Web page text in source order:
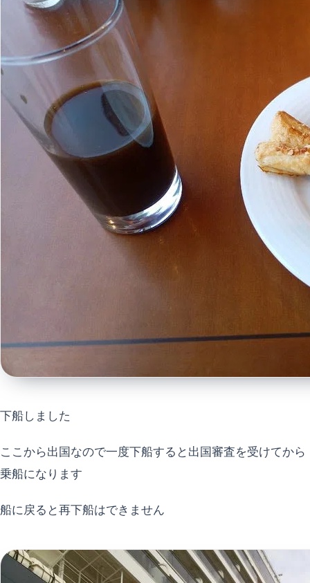
下船しました
ここから出国なので一度下船すると出国審査を受けてから
乗船になります
船に戻ると再下船はできません